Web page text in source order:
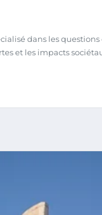
dans les
et les impacts